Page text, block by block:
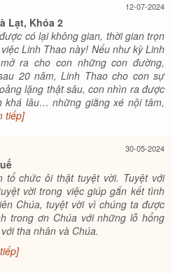
12-07-2024
Lạt, Khóa 2
có lại không gian, thời gian trọn
Linh Thao này! Nếu như kỳ Linh
ra cho con những con đường,
20 năm, Linh Thao cho con sự
lặng thật sâu, con nhìn ra được
khá lâu… những giằng xé nội tâm,
tiếp]
30-05-2024
tổ chức ôi thật tuyệt vời. Tuyệt với
vời trong việc giúp gắn kết tình
Chúa, tuyệt vời vì chúng ta được
trong ơn Chúa với những lỗ hổng
tha nhân và Chúa.